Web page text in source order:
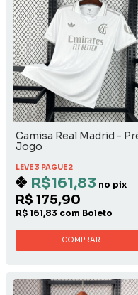
Camisa Real Madrid -
Jogo
LEVE 3 PAGUE 2
R$161,83 no pix
R$ 175,90
R$ 161,83 com Boleto
COMPRAR